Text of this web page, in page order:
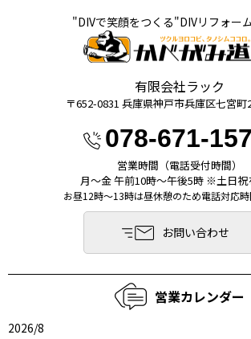
"DIVで笑顔をつくる"DIVリフォー
有限会社ラック
〒652-0831 兵庫県神⼾市兵庫区七宮町
078-671-
営業時間（電話受付時間）
月〜金 午前10時〜午後5時 ※土日祝
お昼12時～13時は昼休憩のため電話対応時
お問い合わせ
営業カレンダー
2026/8